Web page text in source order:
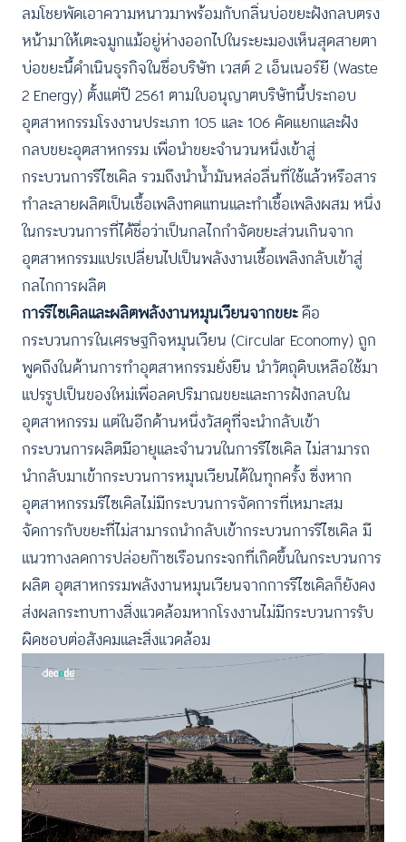
ลมโชยพัดเอาความหนาวมาพร้อมกับกลิ่นบ่อขยะฝังกลบตรง
หน้ามาให้เตะจมูกแม้อยู่ห่างออกไปในระยะมองเห็นสุดสายตา
บ่อขยะนี้ดำเนินธุรกิจในชื่อบริษัท เวสต์ 2 เอ็นเนอร์ยี (Waste
2 Energy) ตั้งแต่ปี 2561 ตามใบอนุญาตบริษัทนี้ประกอบ
อุตสาหกรรมโรงงานประเภท 105 และ 106 คัดแยกและฝัง
กลบขยะอุตสาหกรรม เพื่อนำขยะจำนวนหนึ่งเข้าสู่
กระบวนการรีไซเคิล รวมถึงนำน้ำมันหล่อลื่นที่ใช้แล้วหรือสาร
ทำละลายผลิตเป็นเชื้อเพลิงทดแทนและทำเชื้อเพลิงผสม หนึ่ง
ในกระบวนการที่ได้ชื่อว่าเป็นกลไกกำจัดขยะส่วนเกินจาก
อุตสาหกรรมแปรเปลี่ยนไปเป็นพลังงานเชื้อเพลิงกลับเข้าสู่
กลไกการผลิต
การรีไซเคิลและผลิตพลังงานหมุนเวียนจากขยะคือ
กระบวนการในเศรษฐกิจหมุนเวียน (Circular Economy) ถูก
พูดถึงในด้านการทำอุตสาหกรรมยั่งยืน นำวัตถุดิบเหลือใช้มา
แปรรูปเป็นของใหม่เพื่อลดปริมาณขยะและการฝังกลบใน
อุตสาหกรรม แต่ในอีกด้านหนึ่งวัสดุที่จะนำกลับเข้า
กระบวนการผลิตมีอายุและจำนวนในการรีไซเคิล ไม่สามารถ
นำกลับมาเข้ากระบวนการหมุนเวียนได้ในทุกครั้ง ซึ่งหาก
อุตสาหกรรมรีไซเคิลไม่มีกระบวนการจัดการที่เหมาะสม
จัดการกับขยะที่ไม่สามารถนำกลับเข้ากระบวนการรีไซเคิล มี
แนวทางลดการปล่อยก๊าซเรือนกระจกที่เกิดขึ้นในกระบวนการ
ผลิต อุตสาหกรรมพลังงานหมุนเวียนจากการรีไซเคิลก็ยังคง
ส่งผลกระทบทางสิ่งแวดล้อมหากโรงงานไม่มีกระบวนการรับ
ผิดชอบต่อสังคมและสิ่งแวดล้อม